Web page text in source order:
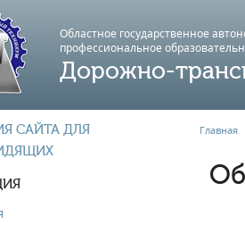
Областное государственное
профессиональноe
Дорожно-
САЙТА ДЛЯ
Главная